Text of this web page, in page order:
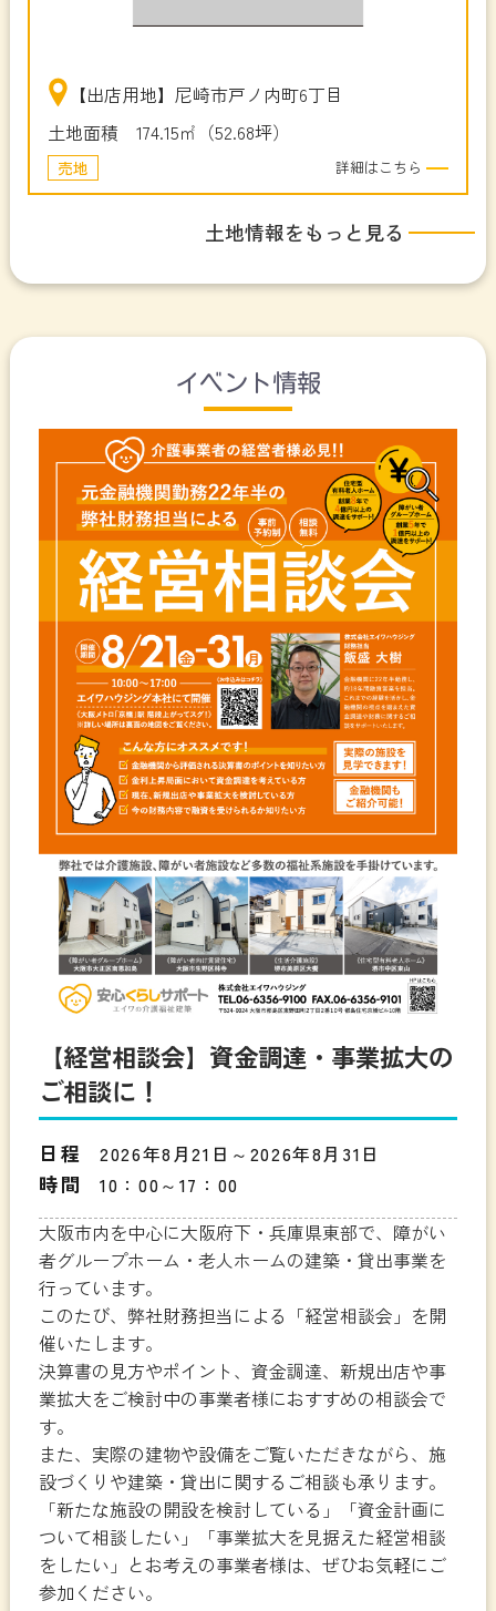
【出店用地】尼崎市戸ノ内町6丁目
土地面積 174.15㎡（52.68坪）
売地 詳細はこちら
土地情報をもっと見る
イベント情報
【経営相談会】資金調達・事業拡大の
ご相談に！
日程 2026年8月21日～2026年8月31日
時間
10：00～17：00
大阪市内を中心に大阪府下・兵庫県東部で、障がい
者グループホーム・老人ホームの建築・貸出事業を
行っています。
このたび、弊社財務担当による「経営相談会」を開
催いたします。
決算書の見方やポイント、資金調達、新規出店や事
業拡大をご検討中の事業者様におすすめの相談会で
す。
また、実際の建物や設備をご覧いただきながら、施
設づくりや建築・貸出に関するご相談も承ります。
「新たな施設の開設を検討している」「資金計画に
ついて相談したい」「事業拡大を見据えた経営相談
をしたい」とお考えの事業者様は、ぜひお気軽にご
参加ください。